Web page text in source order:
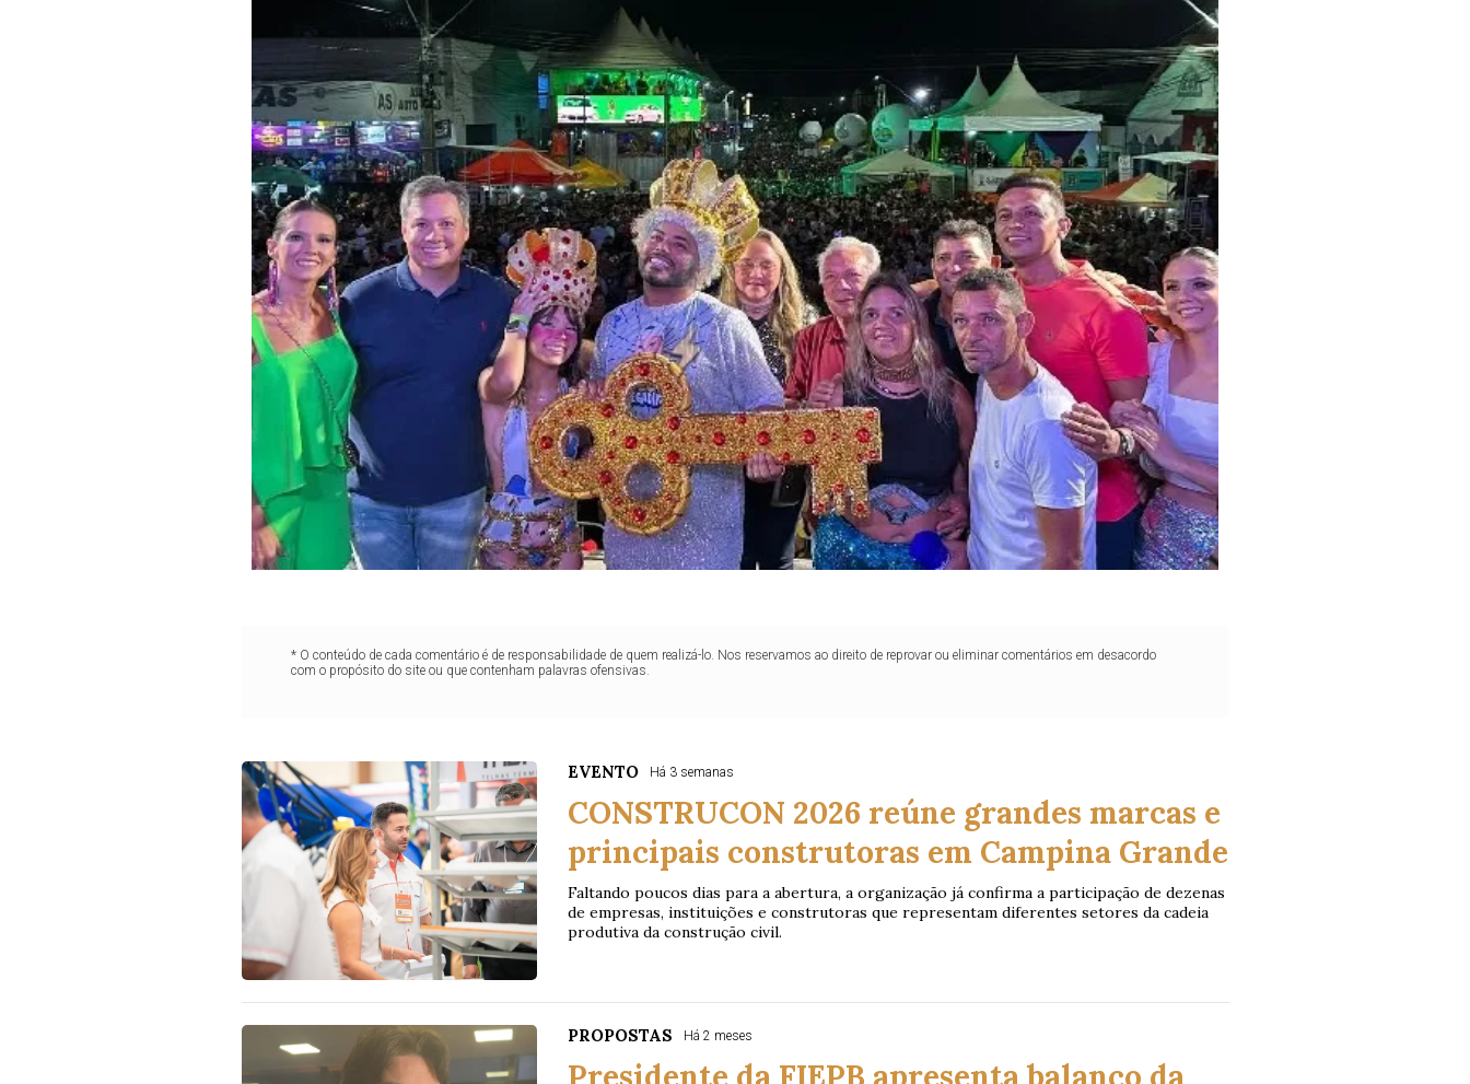
* O conteúdo de cada comentário é de responsabilidade de quem realizá-lo. Nos reservamos ao direito de reprovar ou eliminar comentários em desacordo
com o propósito do site ou que contenham palavras ofensivas.
EVENTO Há 3 semanas
CONSTRUCON 2026 reúne grandes marcas e
principais construtoras em Campina Grande
Faltando poucos dias para a abertura, a organização já confirma a participação de dezenas
de empresas, instituições e construtoras que representam diferentes setores da cadeia
produtiva da construção civil.
PROPOSTAS Há 2 meses